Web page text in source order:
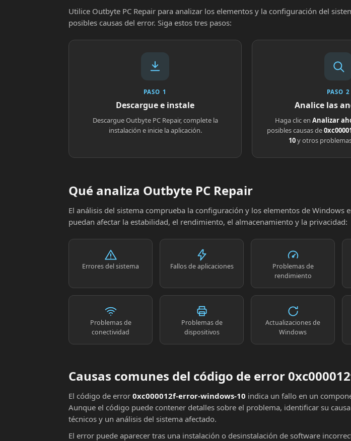
Utilice Outbyte PC Repair para analizar los elementos y la configuración del
posibles causas del error. Siga estos tres pasos:
PASO 1
Descargue e instale
Descargue Outbyte PC Repair, complete la
instalación e inicie la aplicación.
PASO 2
Analice las
Haga clic en Analizar
posibles causas de
10y otros
Qué analiza Outbyte PC Repair
El análisis del sistema comprueba la configuración y los elementos de Windows
puedan afectar la estabilidad, el rendimiento, el almacenamiento y la privacidad:
Errores del sistema Fallos de aplicaciones
Problemas de
rendimiento
Problemas de
conectividad
Problemas de
dispositivos
Actualizaciones de
Windows
Causas comunes del código de error
El código de error 0xc000012f-error-windows-10 indica un fallo en un
Aunque el código puede contener detalles sobre el problema, identificar su
técnicos y un análisis del sistema afectado.
El error puede aparecer tras una instalación o desinstalación de software